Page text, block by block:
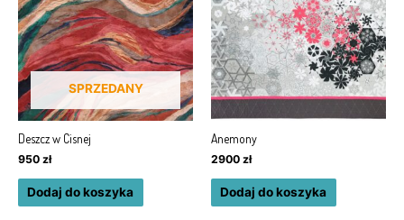
SPRZEDANY
Deszcz w Cisnej
950 zł
Dodaj do koszyka
Anemony
2900 zł
Dodaj do koszyka